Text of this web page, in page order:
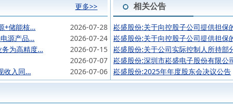
更多>>
+储能核…
2026-07-28
源产品…
2026-07-24
务为高精度…
2026-07-15
2026-07-07
收入同…
2026-07-06
相关公告
崧盛股份:关于向控股子公司提供担保
崧盛股份:关于向控股子公司提供担保
崧盛股份:关于公司实际控制人所持部
崧盛股份:深圳市崧盛电子股份有限公
崧盛股份:2025年年度股东会决议公告